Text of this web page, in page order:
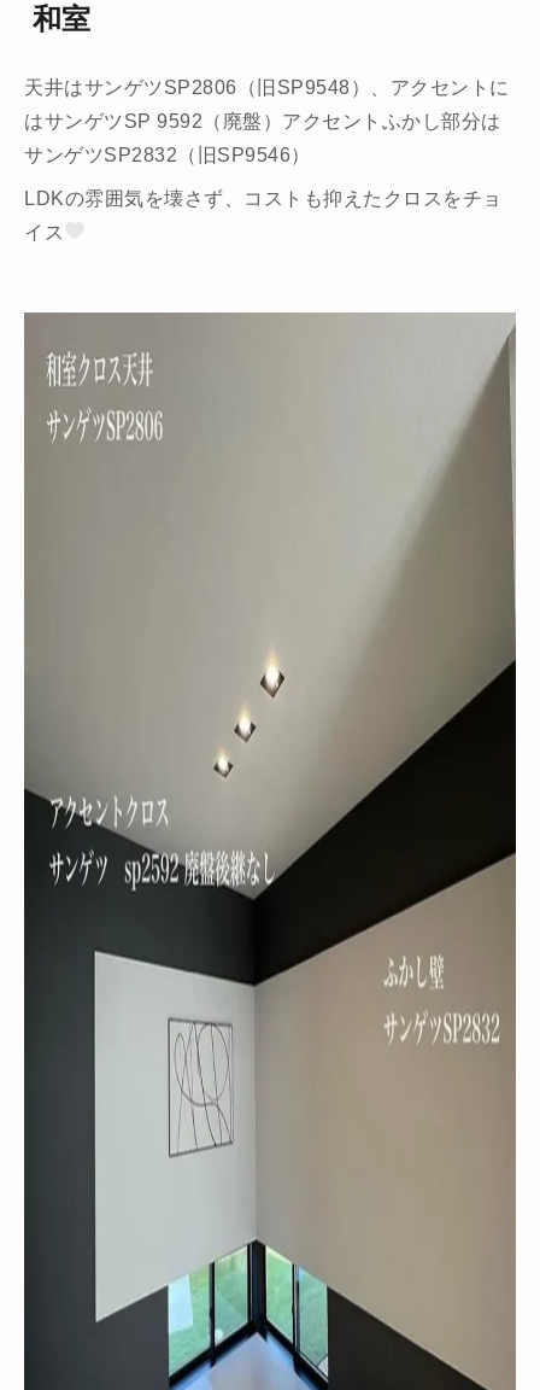
和室
天井はサンゲツSP2806（旧SP9548）、アクセントに
はサンゲツSP 9592（廃盤）アクセントふかし部分は
サンゲツSP2832（旧SP9546）
LDKの雰囲気を壊さず、コストも抑えたクロスをチョ
イス